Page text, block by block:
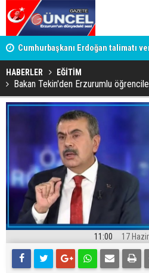
Cumhurbaşkanı Erdoğan talimatı
sahaya iniyor
Genç dadaşlar süper lig yolunda
HABERLER EĞİTİM
Bakan Tekin'den Erzurumlu
11:00 17